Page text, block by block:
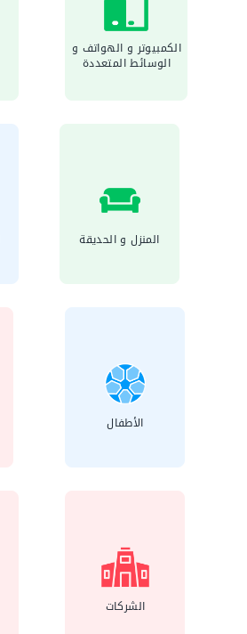
الكمبيوتر و الهواتف و
الوسائط المتعددة
المنزل و الحديقة
الأطفال
الشركات